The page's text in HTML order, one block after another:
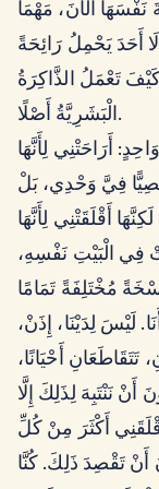
الْآنَ، مَهْمَا
أَحَدَ يَحْمِلُ رَائِحَةً
تَعْمَلُ الذَّاكِرَةُ
الْبَشَرِيَّةُ أَصْلًا.
أَرَاحَتْنِي لِأَنَّهَا
فِيَّ وَحْدِي، بَلْ
أَقْلَقَتْنِي لِأَنَّهَا
فِي الْبَيْتِ نَفْسِهِ،
مُخْتَلِفَةً تَمَامًا
لَيْسَ لِدَيْنَا، إِذَنْ،
أَحْيَانًا،
نَنْتَبِهَ لِذَلِكَ إِلَّا
أَكْثَرَ مِنْ كُلِّ
تَقْصِدَ ذَلِكَ. كُنَّا